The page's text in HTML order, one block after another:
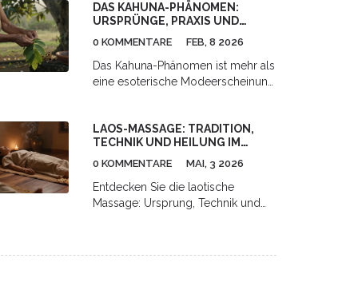
über Anwendung, Pflege und
Vorteile dieses vulkanischen
Therapiesteins.
DAS KAHUNA-PHÄNOMEN:
URSPRÜNGE, PRAXIS UND
0 KOMMENTARE FEB, 8 2026
Das Kahuna-Phänomen ist mehr als
eine esoterische Modeerscheinung
Natur und Harmonie basiert.
Erfahre, was wirklich hinter dem
Begriff steckt und warum er heute
LAOS-MASSAGE: TRADITION,
TECHNIK UND HEILUNG IM
0 KOMMENTARE MAI, 3 2026
Entdecken Sie die laotische
Massage: Ursprung, Technik und